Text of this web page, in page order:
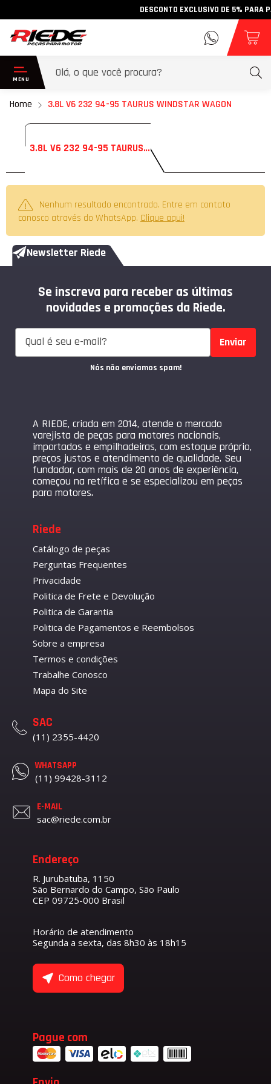
DESCONTO EXCLUSIVO DE 5% PARA
Home 3.8L V6 232 94-95 TAURUS WINDSTAR WAGON
3.8L V6 232 94-95 TAURUS WINDSTAR WAGON
Nenhum resultado encontrado. Entre em contato
conosco através do WhatsApp. Clique aqui!
Newsletter Riede
Se inscreva para receber as últimas
novidades e promoções da Riede.
Enviar
Nós não enviamos spam!
A RIEDE, criada em 2014, atende o mercado
varejista de peças para motores nacionais,
importados e empilhadeiras, com estoque próprio,
preços justos e atendimento de qualidade. Seu
fundador, com mais de 20 anos de experiência,
começou na retífica e se especializou em peças
para motores.
Riede
Catálogo de peças
Perguntas Frequentes
Privacidade
Politica de Frete e Devolução
Politica de Garantia
Politica de Pagamentos e Reembolsos
Sobre a empresa
Termos e condições
Trabalhe Conosco
Mapa do Site
SAC
(11) 2355-4420
WHATSAPP
(11) 99428-3112
E-MAIL
sac@riede.com.br
Endereço
R. Jurubatuba, 1150
São Bernardo do Campo, São Paulo
CEP 09725-000 Brasil
Horário de atendimento
Segunda a sexta, das 8h30 às 18h15
Como chegar
Pague com